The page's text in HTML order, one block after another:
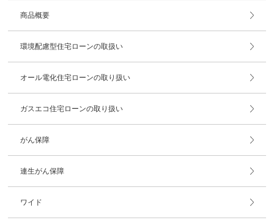
商品概要
環境配慮型住宅ローンの取扱い
オール電化住宅ローンの取り扱い
ガスエコ住宅ローンの取り扱い
がん保障
連生がん保障
ワイド